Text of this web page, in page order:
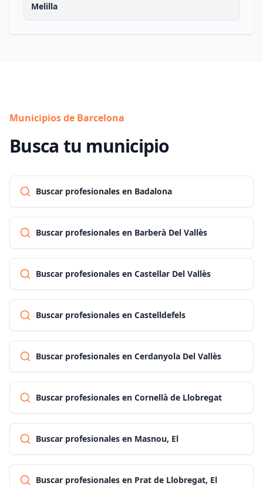
Melilla
Municipios de Barcelona
Busca tu municipio
Buscar profesionales en Badalona
Buscar profesionales en Barberà Del Vallès
Buscar profesionales en Castellar Del Vallès
Buscar profesionales en Castelldefels
Buscar profesionales en Cerdanyola Del Vallès
Buscar profesionales en Cornellà de Llobregat
Buscar profesionales en Masnou, El
Buscar profesionales en Prat de Llobregat, El